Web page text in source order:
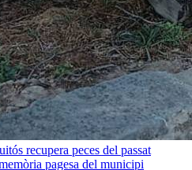
recupera peces del passat
pagesa del municipi